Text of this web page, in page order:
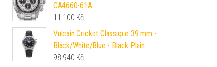
CA4660-61A
11 100 Kč
Vulcain Cricket Classique 39 mm -
Black/White/Blue - Black Plain
98 940 Kč